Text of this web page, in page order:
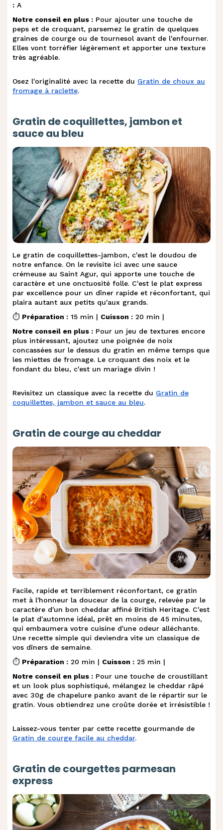
: A
Notre conseil en plus : Pour ajouter une touche de
peps et de croquant, parsemez le gratin de quelques
graines de courge ou de tournesol avant de l'enfourner.
Elles vont torréfier légèrement et apporter une texture
très agréable.
Osez l'originalité avec la recette du Gratin de choux au
fromage à raclette.
Gratin de coquillettes, jambon et
sauce au bleu
Le gratin de coquillettes-jambon, c'est le doudou de
notre enfance. On le revisite ici avec une sauce
crémeuse au Saint Agur, qui apporte une touche de
caractère et une onctuosité folle. C'est le plat express
par excellence pour un dîner rapide et réconfortant, qui
plaira autant aux petits qu'aux grands.
⏱️ Préparation : 15 min | Cuisson : 20 min |
Notre conseil en plus : Pour un jeu de textures encore
plus intéressant, ajoutez une poignée de noix
concassées sur le dessus du gratin en même temps que
les miettes de fromage. Le croquant des noix et le
fondant du bleu, c'est un mariage divin !
Revisitez un classique avec la recette du Gratin de
coquillettes, jambon et sauce au bleu.
Gratin de courge au cheddar
Facile, rapide et terriblement réconfortant, ce gratin
met à l'honneur la douceur de la courge, relevée par le
caractère d'un bon cheddar affiné British Heritage. C'est
le plat d'automne idéal, prêt en moins de 45 minutes,
qui embaumera votre cuisine d'une odeur alléchante.
Une recette simple qui deviendra vite un classique de
vos dîners de semaine.
⏱️ Préparation : 20 min | Cuisson : 25 min |
Notre conseil en plus : Pour une touche de croustillant
et un look plus sophistiqué, mélangez le cheddar râpé
avec 30g de chapelure panko avant de le répartir sur le
gratin. Vous obtiendrez une croûte dorée et irrésistible !
Laissez-vous tenter par cette recette gourmande de
Gratin de courge facile au cheddar.
Gratin de courgettes parmesan
express